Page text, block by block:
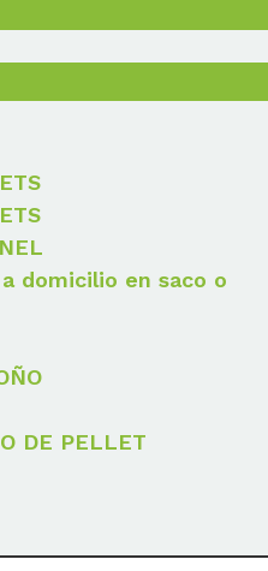
domicilio en saco o
DE PELLET